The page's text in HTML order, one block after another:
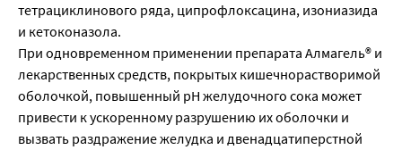
тетрациклинового ряда, ципрофлоксацина, изониазида
и кетоконазола.
При одновременном применении препарата Алмагель® и
лекарственных средств, покрытых кишечнорастворимой
оболочкой, повышенный рН желудочного сока может
привести к ускоренному разрушению их оболочки и
вызвать раздражение желудка и двенадцатиперстной